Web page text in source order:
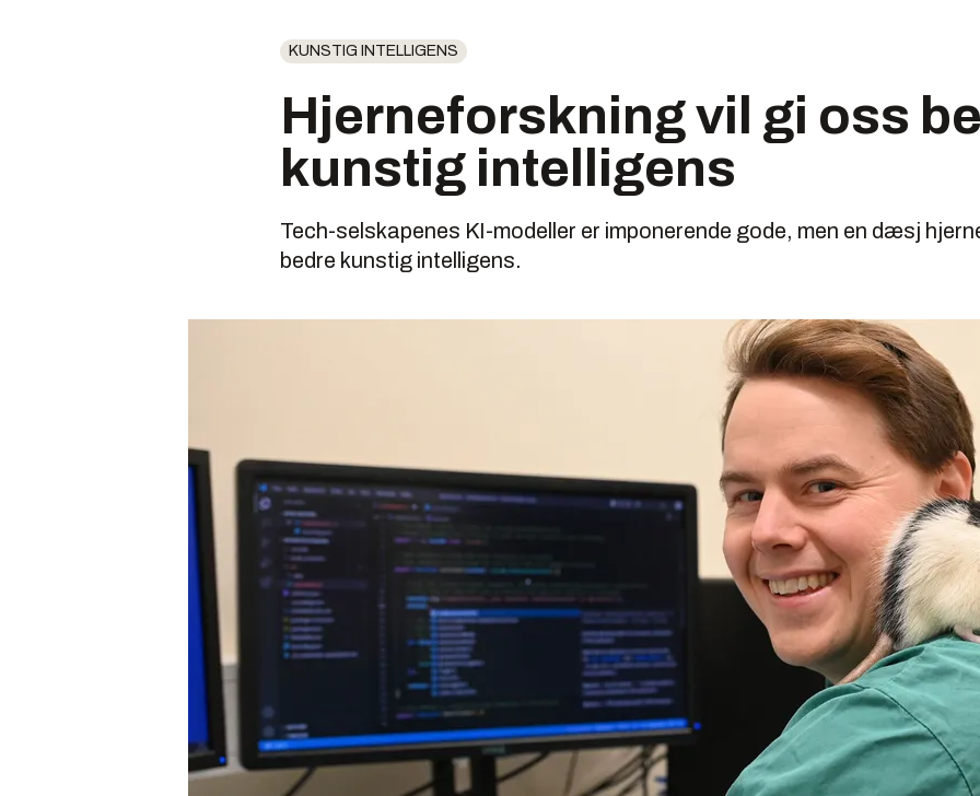
KUNSTIG INTELLIGENS
Hjerneforskning vil gi oss
kunstig intelligens
Tech-selskapenes KI-modeller er imponerende gode, men en dæsj
bedre kunstig intelligens.